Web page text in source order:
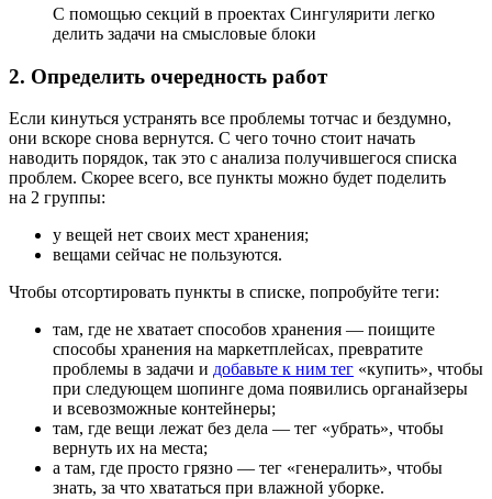
С помощью секций в проектах Сингулярити легко
делить задачи на смысловые блоки
2. Определить очередность работ
Если кинуться устранять все проблемы тотчас и бездумно,
они вскоре снова вернутся. С чего точно стоит начать
наводить порядок, так это с анализа получившегося списка
проблем. Скорее всего, все пункты можно будет поделить
на 2 группы:
у вещей нет своих мест хранения;
вещами сейчас не пользуются.
Чтобы отсортировать пункты в списке, попробуйте теги:
там, где не хватает способов хранения — поищите
способы хранения на маркетплейсах, превратите
проблемы в задачи и добавьте к ним тег «купить», чтобы
при следующем шопинге дома появились органайзеры
и всевозможные контейнеры;
там, где вещи лежат без дела — тег «убрать», чтобы
вернуть их на места;
а там, где просто грязно — тег «генералить», чтобы
знать, за что хвататься при влажной уборке.